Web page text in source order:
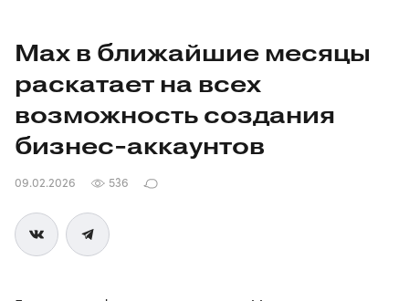
Max в ближайшие месяцы
раскатает на всех
возможность создания
бизнес-аккаунтов
09.02.2026 536